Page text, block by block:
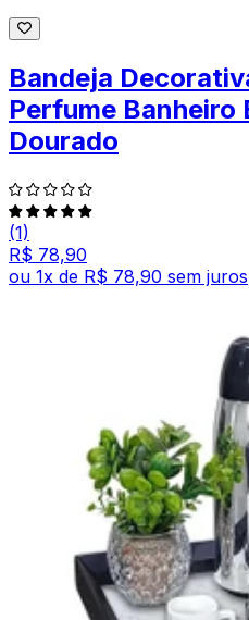
Bandeja
Perfume Banheiro
Dourado
(1)
R$ 78,90
ou 1x de R$ 78,90 sem juros